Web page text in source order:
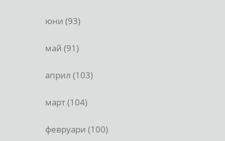
юни (93)
май (91)
април (103)
март (104)
февруари (100)